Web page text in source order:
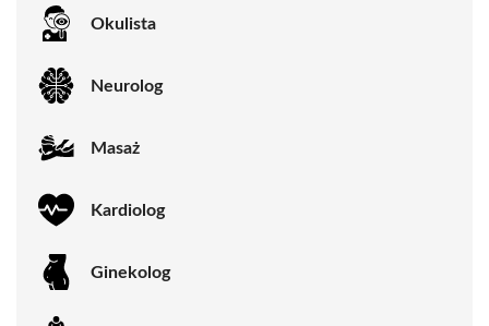
Okulista
Neurolog
Masaż
Kardiolog
Ginekolog